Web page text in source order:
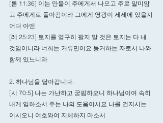
[롬 11:36] 이는 만물이 주에게서 나오고 주로 말미암
고 주에게로 돌아감이라 그에게 영광이 세세에 있을지
어다 아멘
[레 25:23] 토지를 영구히 팔지 말 것은 토지는 다 내
것임이니라 너희는 거류민이요 동거하는 자로서 나와
함께 있느니라
2. 하나님을 닮아갑니다.
[시 70:5] 나는 가난하고 궁핍하오니 하나님이여 속히
내게 임하소서 주는 나의 도움이시요 나를 건지시는
이시오니 여호와여 지체하지 마소서